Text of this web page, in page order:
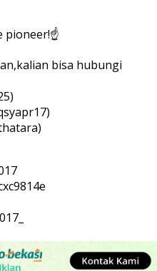
pioneer!☝
bisa hubungi